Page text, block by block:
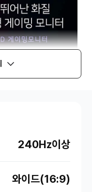
240Hz이상
와이드(16:9)